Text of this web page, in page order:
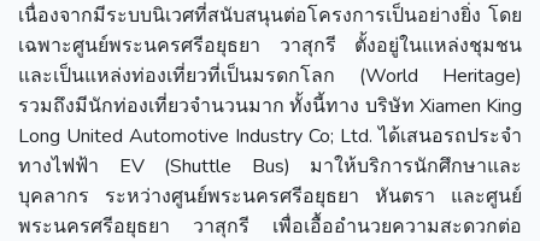
เนื่องจากมีระบบนิเวศที่สนับสนุนต่อโครงการเป็นอย่างยิ่ง โดย
เฉพาะศูนย์พระนครศรีอยุธยา วาสุกรี ตั้งอยู่ในแหล่งชุมชน
และเป็นแหล่งท่องเที่ยวที่เป็นมรดกโลก (World Heritage)
รวมถึงมีนักท่องเที่ยวจำนวนมาก ทั้งนี้ทาง บริษัท Xiamen King
Long United Automotive Industry Co; Ltd. ได้เสนอรถประจำ
ทางไฟฟ้า EV (Shuttle Bus) มาให้บริการนักศึกษาและ
บุคลากร ระหว่างศูนย์พระนครศรีอยุธยา หันตรา และศูนย์
พระนครศรีอยุธยา วาสุกรี เพื่อเอื้ออำนวยความสะดวกต่อ